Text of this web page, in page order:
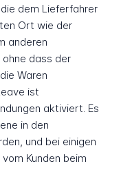
dem Lieferfahrer
Ort wie der
anderen
dass der
Waren
ist
aktiviert. Es
in den
und bei einigen
Kunden beim